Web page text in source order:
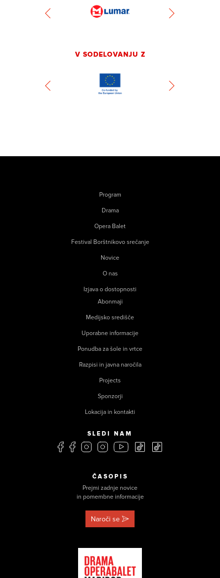
V SODELOVANJU Z
Program
Drama
Opera Balet
Festival Borštnikovo srečanje
Novice
O nas
Izjava o dostopnosti
Abonmaji
Medijsko središče
Uporabne informacije
Ponudba za šole in vrtce
Razpisi in javna naročila
Projects
Sponzorji
Lokacija in kontakti
SLEDI NAM
ČASOPIS
Prejmi zadnje novice
in pomembne informacije
Naroči se